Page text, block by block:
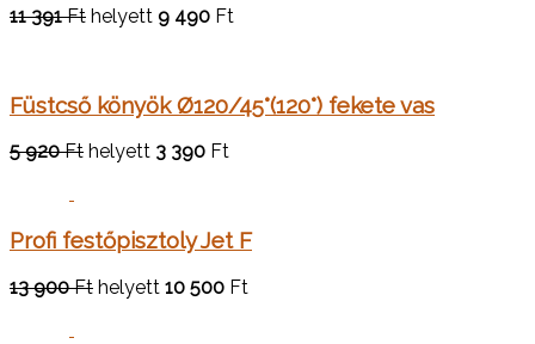
11 391 Ft helyett 9 490 Ft
Füstcső könyök Ø120/45°(120°) fekete vas
5 920 Ft helyett 3 390 Ft
Profi festőpisztoly Jet F
13 900 Ft helyett 10 500 Ft